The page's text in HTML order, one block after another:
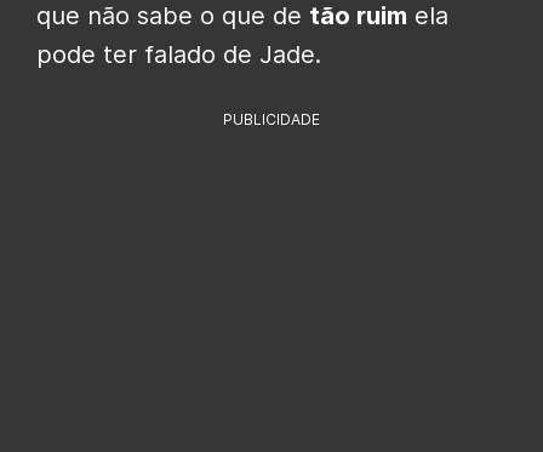
que não sabe o que de tão ruim ela
pode ter falado de Jade.
PUBLICIDADE